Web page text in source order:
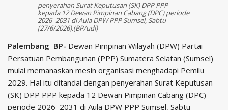
penyerahan Surat Keputusan (SK) DPP PPP
kepada 12 Dewan Pimpinan Cabang (DPC) periode
2026–2031 di Aula DPW PPP Sumsel, Sabtu
(27/6/2026).(BP/udi)
Palembang BP- Dewan Pimpinan Wilayah (DPW) Partai
Persatuan Pembangunan (PPP) Sumatera Selatan (Sumsel)
mulai memanaskan mesin organisasi menghadapi Pemilu
2029. Hal itu ditandai dengan penyerahan Surat Keputusan
(SK) DPP PPP kepada 12 Dewan Pimpinan Cabang (DPC)
periode 2026–2031 di Aula DPW PPP Sumsel, Sabtu